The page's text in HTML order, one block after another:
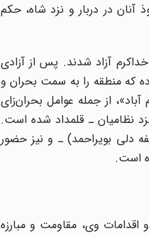
در دربار و نزد شاه، حکم
آزاد شدند. پس از آزادی
که منطقه را به سمت بحران و
از جمله عوامل بحران‌زای
اصلی ـ در نزد نظامیان ـ قلمداد شده است.
دلی بویراحمد) ـ و نیز حضور
است.
وی، مقاومت و مبارزه